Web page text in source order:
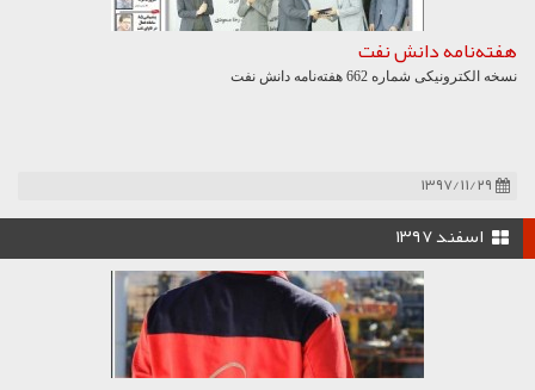
هفته‌نامه دانش نفت
نسخه الکترونیکی شماره 662 هفته‌نامه دانش نفت
۱۳۹۷/۱۱/۲۹
اسفند ۱۳۹۷